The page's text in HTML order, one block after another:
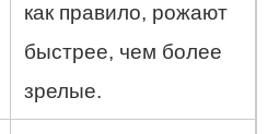
как правило, рожают
быстрее, чем более
зрелые.